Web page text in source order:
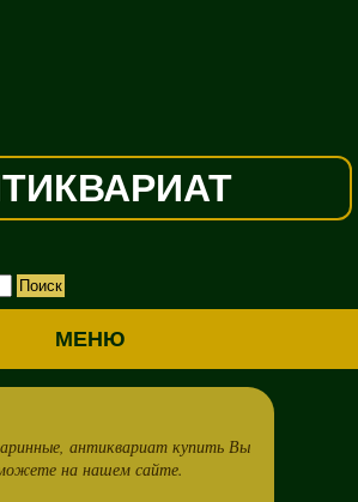
МЕНЮ
антиквариат купить Вы
на нашем сайте.